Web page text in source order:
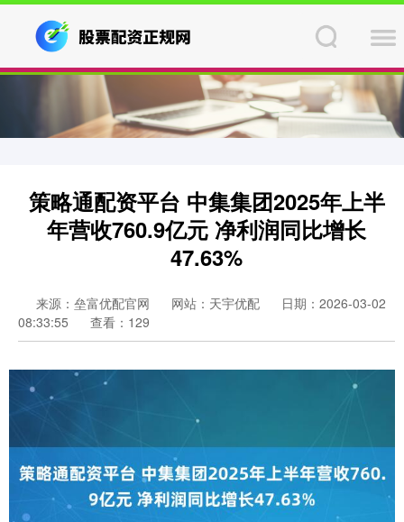
策略通配资平台 中集集团2025年上半
年营收760.9亿元 净利润同比增长
47.63%
来源：垒富优配官网 网站：天宇优配
日期：2026-03-02
08:33:55
查看：129